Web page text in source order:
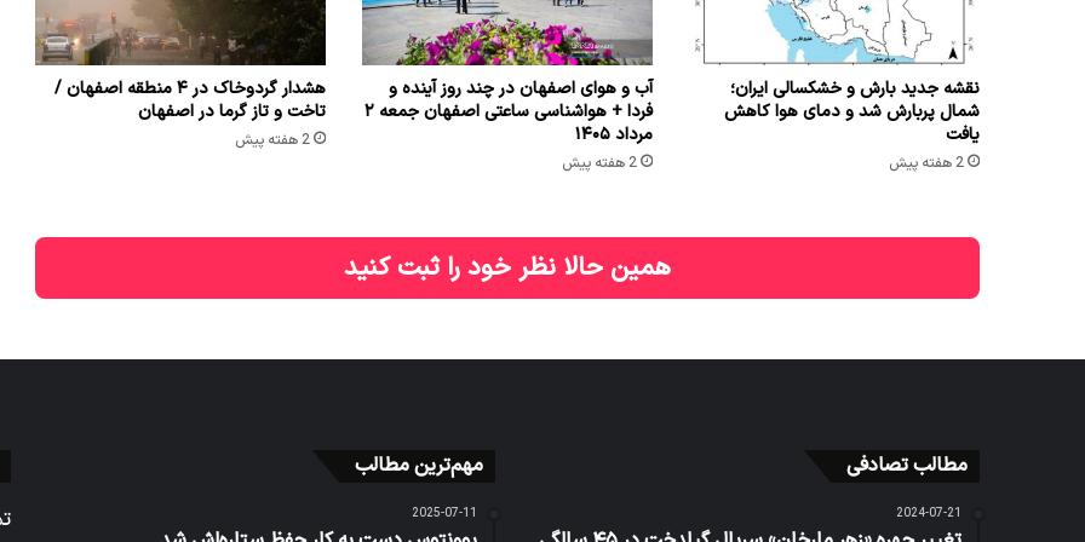
نقشه جدید بارش و خشکسالی ایران؛
شمال پربارش شد و دمای هوا کاهش
یافت
2 هفته پیش
آب و هوای اصفهان در چند روز آینده و
فردا + هواشناسی ساعتی اصفهان جمعه ۲
مرداد ۱۴۰۵
2 هفته پیش
هشدار گردوخاک در ۴ منطقه اصفهان /
تاخت و تاز گرما در اصفهان
2 هفته پیش
همین حالا نظر خود را ثبت کنید
مطالب تصادفی
2024-07-21
مهم‌ترین مطالب
2025-07-11